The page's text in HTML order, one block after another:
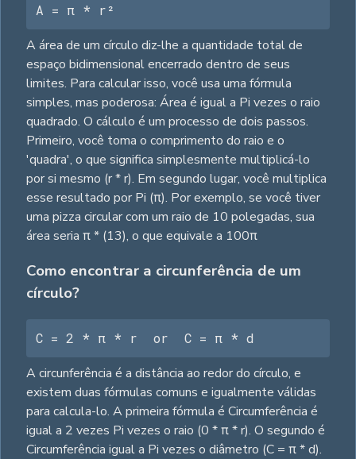
A = π * r²
A área de um círculo diz-lhe a quantidade total de
espaço bidimensional encerrado dentro de seus
limites. Para calcular isso, você usa uma fórmula
simples, mas poderosa: Área é igual a Pi vezes o raio
quadrado. O cálculo é um processo de dois passos.
Primeiro, você toma o comprimento do raio e o
'quadra', o que significa simplesmente multiplicá-lo
por si mesmo (r * r). Em segundo lugar, você multiplica
esse resultado por Pi (π). Por exemplo, se você tiver
uma pizza circular com um raio de 10 polegadas, sua
área seria π * (13), o que equivale a 100π
Como encontrar a circunferência de um
círculo?
C = 2 * π * r  or  C = π * d
A circunferência é a distância ao redor do círculo, e
existem duas fórmulas comuns e igualmente válidas
para calcula-lo. A primeira fórmula é Circumferência é
igual a 2 vezes Pi vezes o raio (0 * π * r). O segundo é
Circumferência igual a Pi vezes o diâmetro (C = π * d).